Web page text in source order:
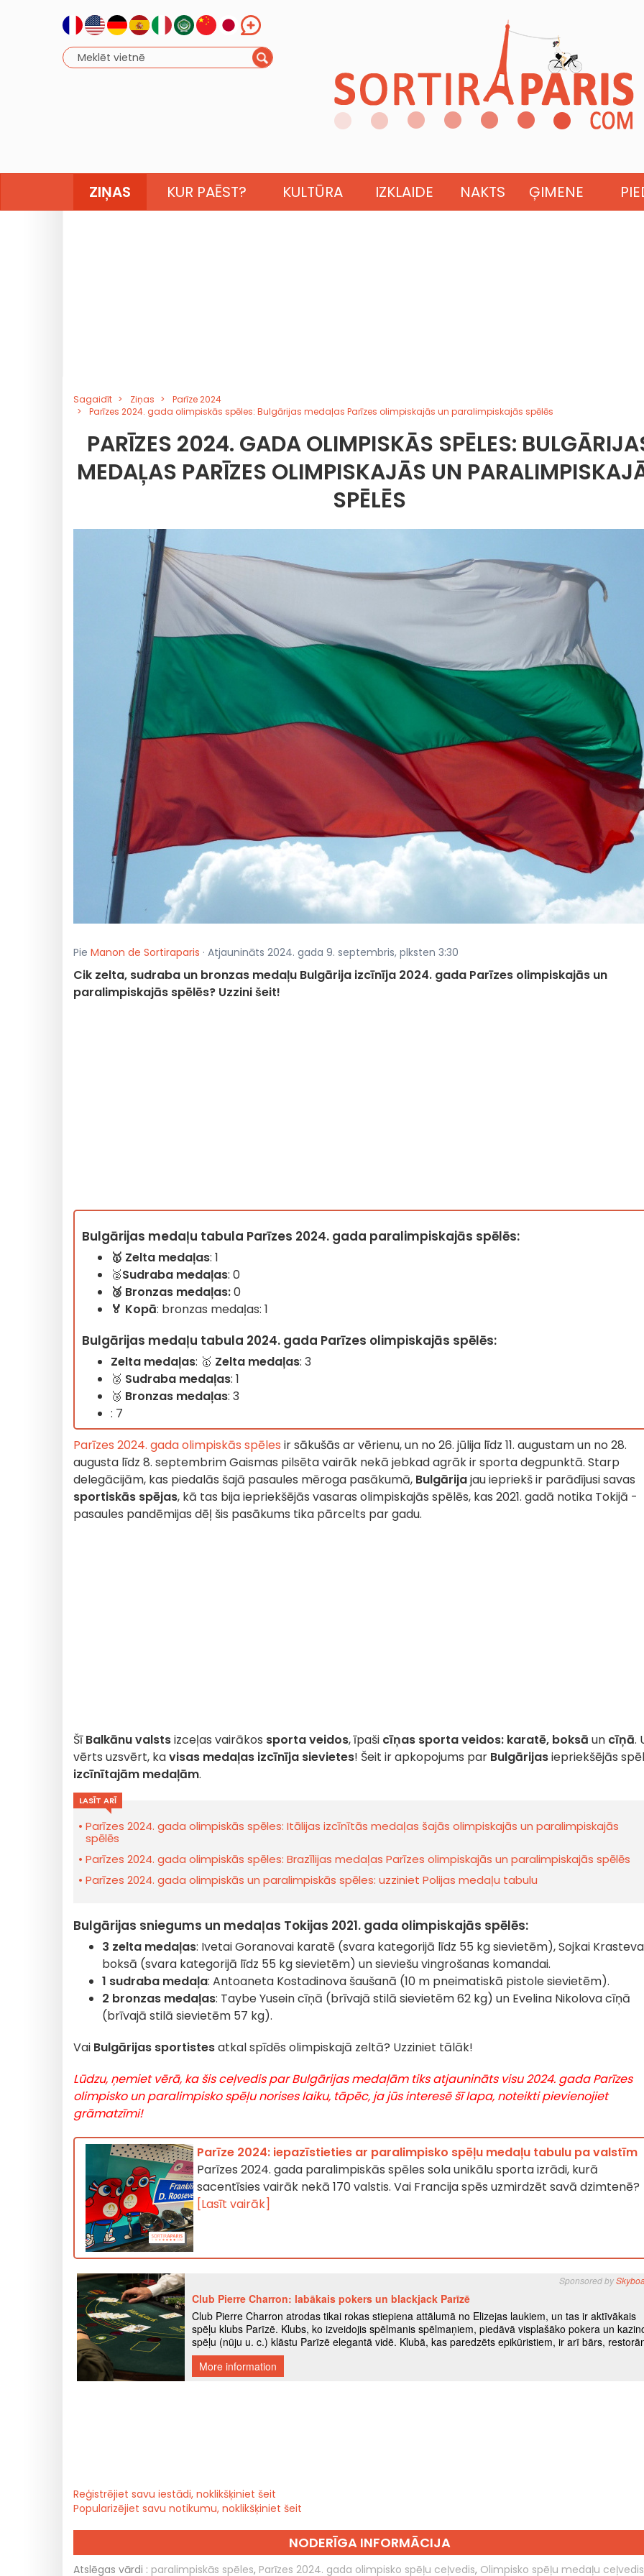
ZIŅAS KUR PAĒST? KULTŪRA IZKLAIDE NAKTS ĢIMENE
Sagaidīt Ziņas
Parīze 2024
Parīzes 2024. gada olimpiskās spēles: Bulgārijas medaļas Parīzes olimpiskajās un paralimpiskajās spēlēs
PARĪZES 2024. GADA OLIMPISKĀS SPĒLES:
MEDAĻAS PARĪZES OLIMPISKAJĀS UN
SPĒLĒS
Pie Manon de Sortiraparis · Atjaunināts 2024. gada 9. septembris, plksten 3:30
Cik zelta, sudraba un bronzas medaļu Bulgārija izcīnīja 2024. gada Parīzes olimpiskajās un
paralimpiskajās spēlēs? Uzzini šeit!
Bulgārijas medaļu tabula Parīzes 2024. gada paralimpiskajās spēlēs:
🥇 Zelta medaļas: 1
🥈Sudraba medaļas: 0
🥉 Bronzas medaļas:0
🏅 Kopā: bronzas medaļas: 1
Bulgārijas medaļu tabula 2024. gada Parīzes olimpiskajās spēlēs:
Zelta medaļas: 🥇 Zelta medaļas: 3
🥈 Sudraba medaļas: 1
🥉 Bronzas medaļas: 3
: 7
Parīzes 2024. gada olimpiskās spēles ir sākušās ar vērienu, un no 26. jūlija līdz 11. augustam un no 28.
augusta līdz 8. septembrim Gaismas pilsēta vairāk nekā jebkad agrāk ir sporta degpunktā. Starp
delegācijām, kas piedalās šajā pasaules mēroga pasākumā, Bulgārijajau iepriekš ir parādījusi savas
sportiskās spējas, kā tas bija iepriekšējās vasaras olimpiskajās spēlēs, kas 2021. gadā notika Tokijā -
pasaules pandēmijas dēļ šis pasākums tika pārcelts par gadu.
ŠīBalkānu valstsizceļas vairākos sporta veidos, īpaši cīņas sporta veidos: karatē, boksā un cīņā.
vērts uzsvērt, kavisas medaļas izcīnīja sievietes! Šeit ir apkopojums par Bulgārijasiepriekšējās
izcīnītajām medaļām.
LASĪT ARĪ
Parīzes 2024. gada olimpiskās spēles: Itālijas izcīnītās medaļas šajās olimpiskajās un paralimpiskajās
spēlēs
Parīzes 2024. gada olimpiskās spēles: Brazīlijas medaļas Parīzes olimpiskajās un paralimpiskajās spēlēs
Parīzes 2024. gada olimpiskās un paralimpiskās spēles: uzziniet Polijas medaļu tabulu
Bulgārijas sniegums un medaļas Tokijas 2021. gada olimpiskajās spēlēs:
3 zelta medaļas: Ivetai Goranovai karatē (svara kategorijā līdz 55 kg sievietēm), Sojkai
boksā (svara kategorijā līdz 55 kg sievietēm) un sieviešu vingrošanas komandai.
1 sudraba medaļa: Antoaneta Kostadinova šaušanā (10 m pneimatiskā pistole sievietēm).
2 bronzas medaļas: Taybe Yusein cīņā (brīvajā stilā sievietēm 62 kg) un Evelina Nikolova cīņā
(brīvajā stilā sievietēm 57 kg).
Vai Bulgārijas sportistesatkal spīdēs olimpiskajā zeltā? Uzziniet tālāk!
Lūdzu, ņemiet vērā, ka šis ceļvedis par Bulgārijas medaļām tiks atjaunināts visu 2024. gada Parīzes
olimpisko un paralimpisko spēļu norises laiku, tāpēc, ja jūs interesē šī lapa, noteikti pievienojiet
grāmatzīmi!
Parīze 2024: iepazīstieties ar paralimpisko spēļu medaļu tabulu pa valstīm
Parīzes 2024. gada paralimpiskās spēles sola unikālu sporta izrādi, kurā
sacentīsies vairāk nekā 170 valstis. Vai Francija spēs uzmirdzēt savā dzimtenē?
[Lasīt vairāk]
Reģistrējiet savu iestādi, noklikšķiniet šeit
Popularizējiet savu notikumu, noklikšķiniet šeit
NODERĪGA INFORMĀCIJA
Atslēgas vārdi : paralimpiskās spēles, Parīzes 2024. gada olimpisko spēļu ceļvedis, Olimpisko spēļu medaļu